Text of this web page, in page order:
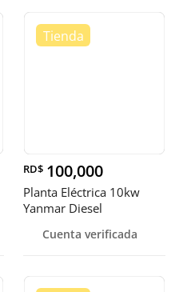
RD$ 100,000
Planta Eléctrica 10kw
Yanmar Diesel
Cuenta verificada